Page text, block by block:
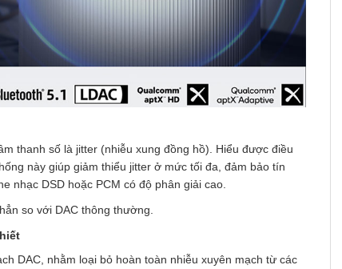
thanh số là jitter (nhiễu xung đồng hồ). Hiểu được điều
này giúp giảm thiểu jitter ở mức tối đa, đảm bảo tín
nhạc DSD hoặc PCM có độ phân giải cao.
so với DAC thông thường.
DAC, nhằm loại bỏ hoàn toàn nhiễu xuyên mạch từ các